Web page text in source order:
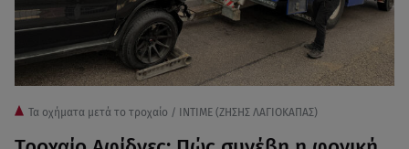
Τα οχήματα μετά το τροχαίο / ΙΝΤΙΜΕ (ΖΗΣΗΣ ΛΑΓΙΟΚΑΠΑΣ)